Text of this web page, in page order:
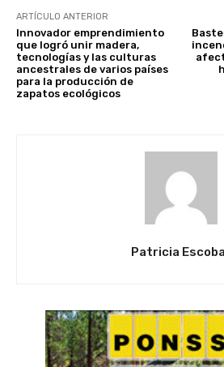
ARTÍCULO ANTERIOR
Innovador emprendimiento
que logró unir madera,
tecnologías y las culturas
ancestrales de varios países
para la producción de
zapatos ecológicos
Patricia